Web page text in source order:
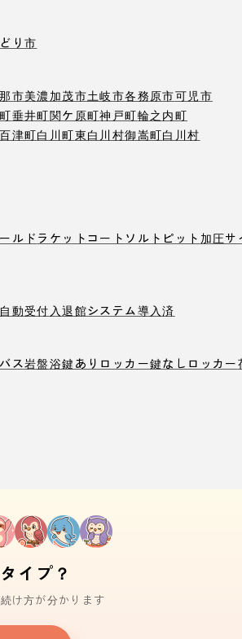
り市
市美濃加茂市土岐市各務原市可児市
垂井町関ケ原町神戸町輪之内町
津町白川町東白川村御嵩町白川村
ルド ラケットコート ソルトピット 加圧サ
動受付 入退館システム導入済
ス岩盤浴鍵ありロッカー鍵なしロッカー
イプ？
け方が分かります